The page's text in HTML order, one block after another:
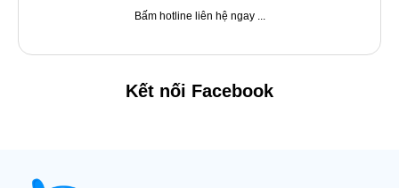
Bấm hotline liên hệ ngay ...
Kết nối Facebook